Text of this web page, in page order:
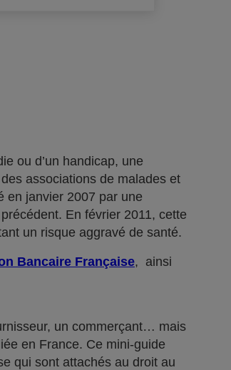
ou d’un handicap, une
associations de malades et
en janvier 2007 par une
En février 2011, cette
un risque aggravé de santé.
Bancaire Française, ainsi
un commerçant… mais
en France. Ce mini-guide
qui sont attachés au droit au